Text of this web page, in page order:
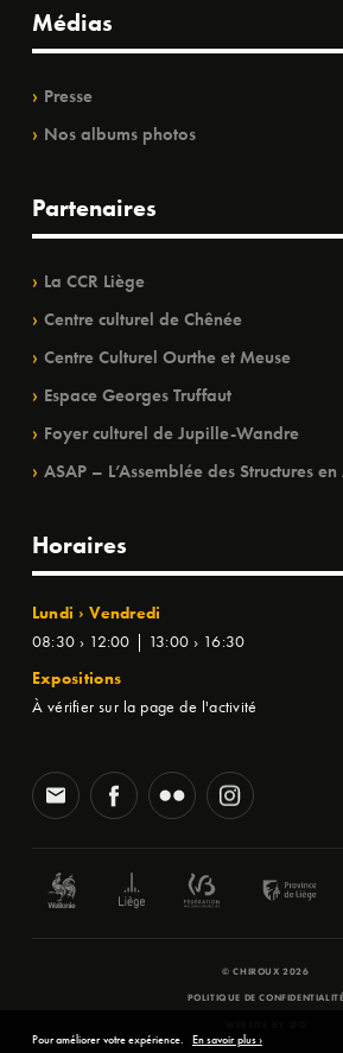
Médias
Presse
Nos albums photos
Partenaires
La CCR Liège
Centre culturel de Chênée
Centre Culturel Ourthe et Meuse
Espace Georges Truffaut
Foyer culturel de Jupille-Wandre
ASAP – L’Assemblée des Structures
Horaires
Lundi › Vendredi
08:30 › 12:00 | 13:00 › 16:30
Expositions
À vérifier sur la page de l'activité
© CHIROUX 2026
POLITIQUE DE CONFIDENTIALITÉ
Pour améliorer votre expérience. En savoir plus ›